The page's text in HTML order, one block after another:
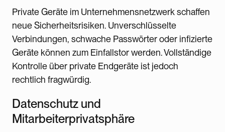
Private Geräte im Unternehmensnetzwerk schaffen
neue Sicherheitsrisiken. Unverschlüsselte
Verbindungen, schwache Passwörter oder infizierte
Geräte können zum Einfallstor werden. Vollständige
Kontrolle über private Endgeräte ist jedoch
rechtlich fragwürdig.
Datenschutz und
Mitarbeiterprivatsphäre